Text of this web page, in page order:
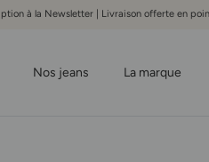
à la Newsletter | Livraison offerte en
Nos jeans La marque